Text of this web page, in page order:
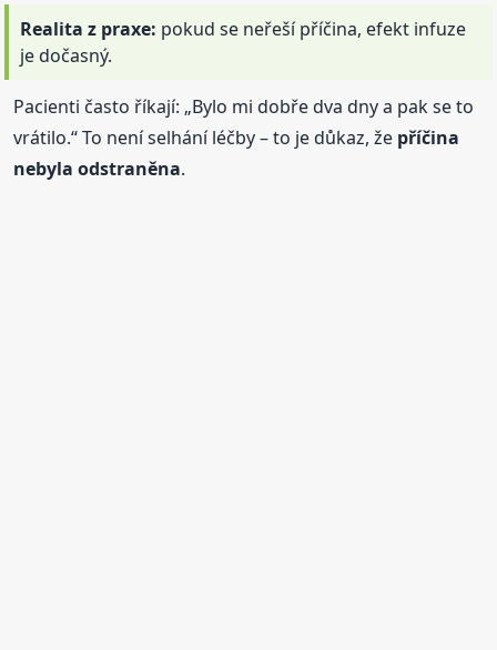
Realita z praxe: pokud se neřeší příčina, efekt infuze
je dočasný.
Pacienti často říkají: „Bylo mi dobře dva dny a pak se to
vrátilo.“ To není selhání léčby – to je důkaz, že příčina
nebyla odstraněna.